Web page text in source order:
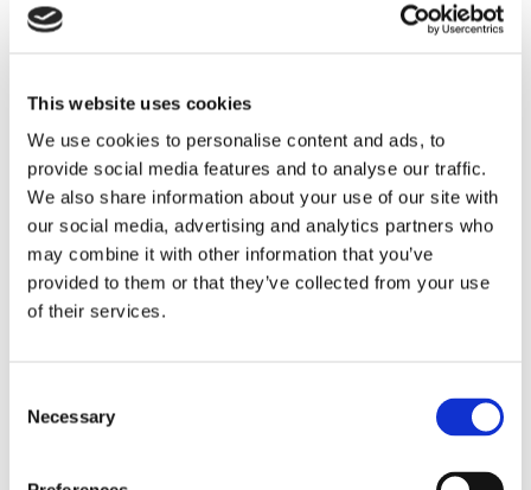
This website uses cookies
We use cookies to personalise content and ads, to
provide social media features and to analyse our traffic.
We also share information about your use of our site with
our social media, advertising and analytics partners who
may combine it with other information that you’ve
provided to them or that they’ve collected from your use
of their services.
Selection
Necessary
han.
för övningar när det passar.
– Det finns ju mängder av grejer som
man kan använda sig av ombord. Nu när
AR kommer på bred front kan vi, med
glasögon på, spela upp grejer som vi
och vi kommer att fortsätta med det. Det